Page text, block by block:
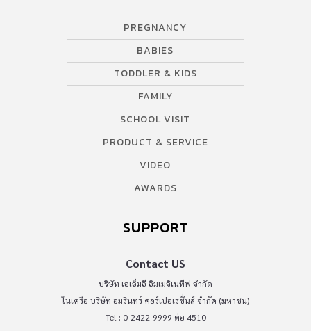
PREGNANCY
BABIES
TODDLER & KIDS
FAMILY
SCHOOL VISIT
PRODUCT & SERVICE
VIDEO
AWARDS
SUPPORT
Contact US
บริษัท เอเอ็มอี อิมเมจิเนทีฟ จำกัด
ในเครือ บริษัท อมรินทร์ คอร์เปอเรชั่นส์ จำกัด (มหาชน)
Tel : 0-2422-9999 ต่อ 4510